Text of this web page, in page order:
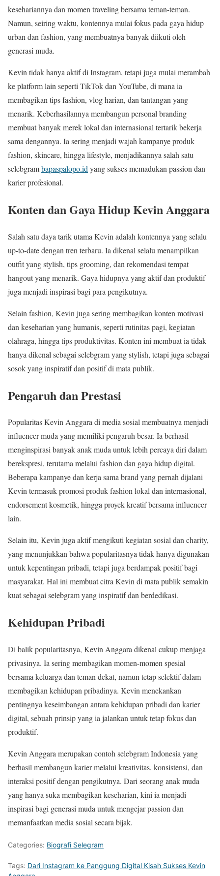
kesehariannya dan momen traveling bersama teman-teman.
Namun, seiring waktu, kontennya mulai fokus pada gaya hidup
urban dan fashion, yang membuatnya banyak diikuti oleh
generasi muda.
Kevin tidak hanya aktif di Instagram, tetapi juga mulai merambah
ke platform lain seperti TikTok dan YouTube, di mana ia
membagikan tips fashion, vlog harian, dan tantangan yang
menarik. Keberhasilannya membangun personal branding
membuat banyak merek lokal dan internasional tertarik bekerja
sama dengannya. Ia sering menjadi wajah kampanye produk
fashion, skincare, hingga lifestyle, menjadikannya salah satu
selebgrambapaspalopo.id yang sukses memadukan passion dan
karier profesional.
Konten dan Gaya Hidup Kevin Anggara
Salah satu daya tarik utama Kevin adalah kontennya yang selalu
up-to-date dengan tren terbaru. Ia dikenal selalu menampilkan
outfit yang stylish, tips grooming, dan rekomendasi tempat
hangout yang menarik. Gaya hidupnya yang aktif dan produktif
juga menjadi inspirasi bagi para pengikutnya.
Selain fashion, Kevin juga sering membagikan konten motivasi
dan keseharian yang humanis, seperti rutinitas pagi, kegiatan
olahraga, hingga tips produktivitas. Konten ini membuat ia tidak
hanya dikenal sebagai selebgram yang stylish, tetapi juga sebagai
sosok yang inspiratif dan positif di mata publik.
Pengaruh dan Prestasi
Popularitas Kevin Anggara di media sosial membuatnya menjadi
influencer muda yang memiliki pengaruh besar. Ia berhasil
menginspirasi banyak anak muda untuk lebih percaya diri dalam
berekspresi, terutama melalui fashion dan gaya hidup digital.
Beberapa kampanye dan kerja sama brand yang pernah dijalani
Kevin termasuk promosi produk fashion lokal dan internasional,
endorsement kosmetik, hingga proyek kreatif bersama influencer
lain.
Selain itu, Kevin juga aktif mengikuti kegiatan sosial dan charity,
yang menunjukkan bahwa popularitasnya tidak hanya digunakan
untuk kepentingan pribadi, tetapi juga berdampak positif bagi
masyarakat. Hal ini membuat citra Kevin di mata publik semakin
kuat sebagai selebgram yang inspiratif dan berdedikasi.
Kehidupan Pribadi
Di balik popularitasnya, Kevin Anggara dikenal cukup menjaga
privasinya. Ia sering membagikan momen-momen spesial
bersama keluarga dan teman dekat, namun tetap selektif dalam
membagikan kehidupan pribadinya. Kevin menekankan
pentingnya keseimbangan antara kehidupan pribadi dan karier
digital, sebuah prinsip yang ia jalankan untuk tetap fokus dan
produktif.
Kevin Anggara merupakan contoh selebgram Indonesia yang
berhasil membangun karier melalui kreativitas, konsistensi, dan
interaksi positif dengan pengikutnya. Dari seorang anak muda
yang hanya suka membagikan keseharian, kini ia menjadi
inspirasi bagi generasi muda untuk mengejar passion dan
memanfaatkan media sosial secara bijak.
Categories: Biografi Selegram
Tags: Dari Instagram ke Panggung Digital Kisah Sukses Kevin